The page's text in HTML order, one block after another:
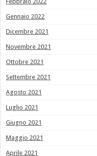
Gennaio 2022
Dicembre 2021
Novembre 2021
Ottobre 2021
Settembre 2021
Agosto 2021
Luglio 2021
Giugno 2021
Maggio 2021
Aprile 2021